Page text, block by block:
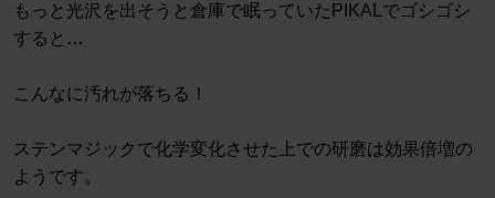
もっと光沢を出そうと倉庫で眠っていたPIKALでゴシゴシ
すると…
こんなに汚れが落ちる！
ステンマジックで化学変化させた上での研磨は効果倍増の
ようです。